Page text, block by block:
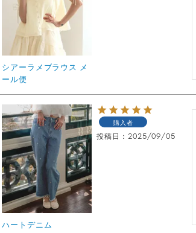
シアーラメブラウス メ
ール便
ハートデニム
購入者
投稿日 2025/09/05